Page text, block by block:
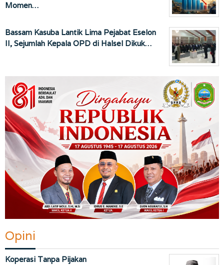
Momen…
Bassam Kasuba Lantik Lima Pejabat Eselon
II, Sejumlah Kepala OPD di Halsel Dikuk…
Opini
Koperasi Tanpa Pijakan